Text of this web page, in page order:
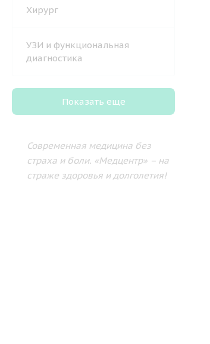
Хирург
УЗИ и функциональная
диагностика
Показать еще
Современная медицина без
страха и боли. «Медцентр» – на
страже здоровья и долголетия!